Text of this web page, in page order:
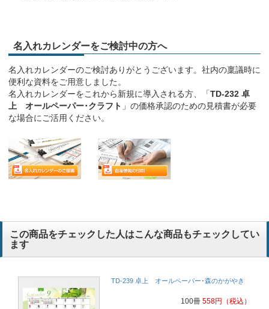
名入れカレンダーをご検討中の方へ
名入れカレンダーのご検討ありがとうございます。社内の稟議時に
便利な資料をご用意しました。
名入れカレンダーをこれから新規に導入される方、「TD-232 卓
上 オールペーパー･クラフト 」の価格承認のための見積書が必要
な場合にご活用ください。
この商品をチェックした人はこんな商品もチェックしてい
ます
TD-239 卓上 オールペーパー･森のかがやき
100冊 558円 （税込）